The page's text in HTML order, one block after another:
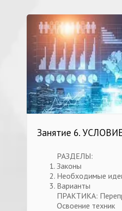
Занятие 6.
РАЗДЕЛЫ:
Законы
Необходимые
Варианты
ПРАКТИКА:
Освоение техник